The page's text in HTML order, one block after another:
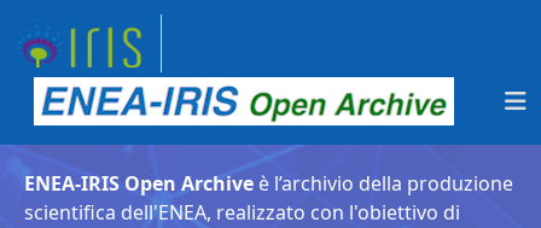
ENEA-IRIS Open Archive è l’archivio della produzione
scientifica dell'ENEA, realizzato con l'obiettivo di